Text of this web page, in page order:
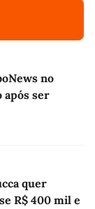
no
após ser
quer
R$ 400 mil e